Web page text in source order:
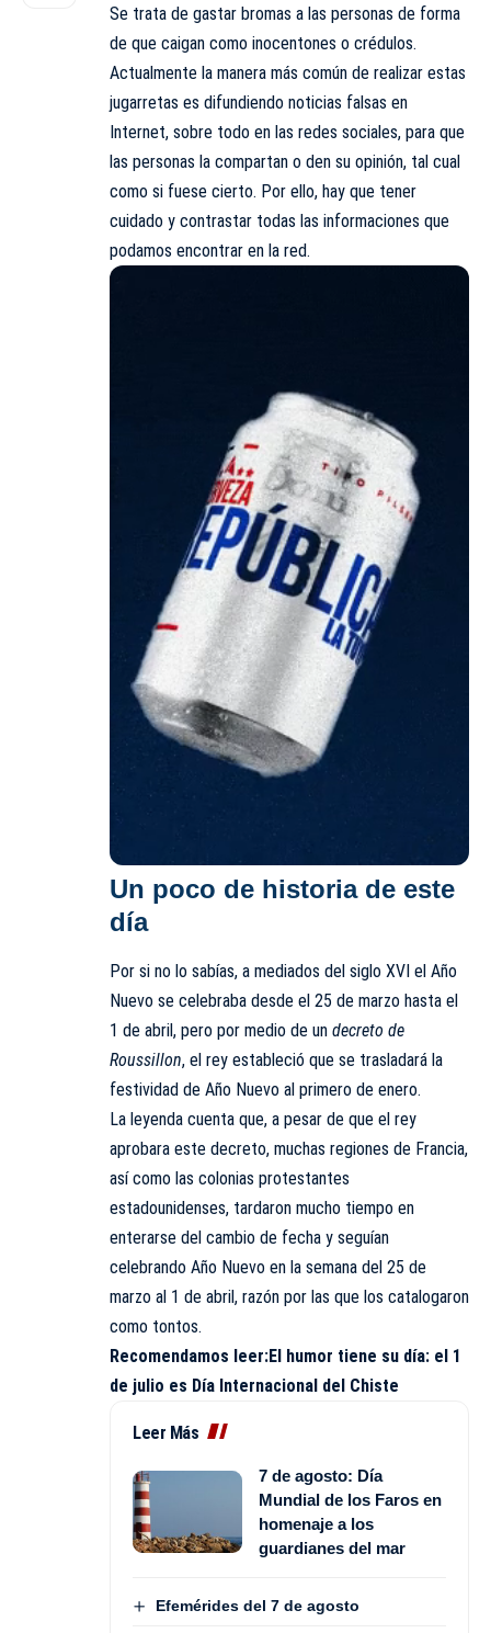
Se trata de gastar bromas a las personas de forma
de que caigan como inocentones o crédulos.
Actualmente la manera más común de realizar estas
jugarretas es difundiendo noticias falsas en
Internet, sobre todo en las redes sociales, para que
las personas la compartan o den su opinión, tal cual
como si fuese cierto. Por ello, hay que tener
cuidado y contrastar todas las informaciones que
podamos encontrar en la red.
Un poco de historia de este
día
Por si no lo sabías, a mediados del siglo XVI el Año
Nuevo se celebraba desde el 25 de marzo hasta el
1 de abril, pero por medio de un decreto de
Roussillon, el rey estableció que se trasladará la
festividad de Año Nuevo al primero de enero.
La leyenda cuenta que, a pesar de que el rey
aprobara este decreto, muchas regiones de Francia,
así como las colonias protestantes
estadounidenses, tardaron mucho tiempo en
enterarse del cambio de fecha y seguían
celebrando Año Nuevo en la semana del 25 de
marzo al 1 de abril, razón por las que los catalogaron
como tontos.
Recomendamos leer:El humor tiene su día: el 1
de julio es Día Internacional del Chiste
Leer Más
7 de agosto: Día
Mundial de los Faros en
homenaje a los
guardianes del mar
Efemérides del 7 de agosto